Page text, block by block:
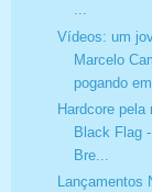
...
Vídeos: um
Marcelo
pogando
Hardcore pela
Black Flag
Bre...
Lançamentos